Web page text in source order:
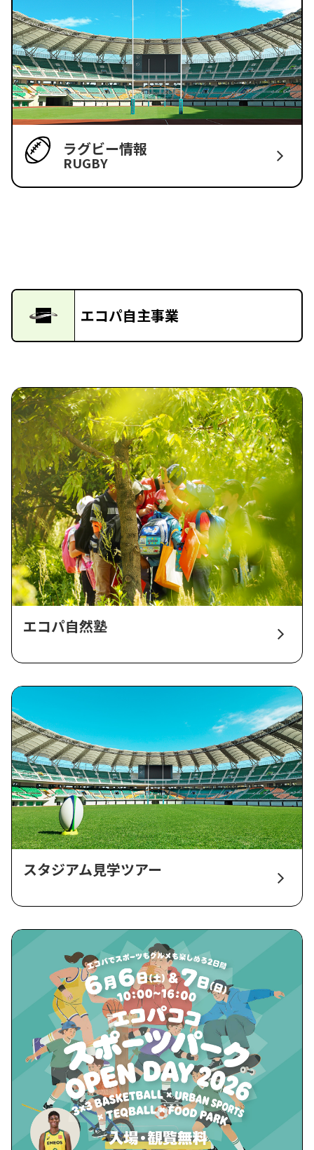
ラグビー情報
RUGBY
エコパ自主事業
エコパ自然塾
スタジアム見学ツアー